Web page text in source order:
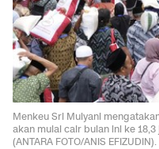
Menkeu Sri Mulyani
akan mulai cair bulan ini ke
(ANTARA FOTO/ANIS EFIZUDIN).